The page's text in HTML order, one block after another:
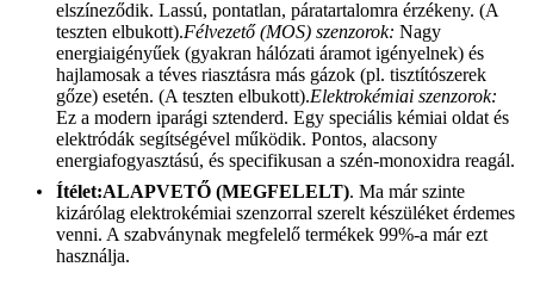
elszíneződik. Lassú, pontatlan, páratartalomra érzékeny. (A
teszten elbukott).Félvezető (MOS) szenzorok: Nagy
energiaigényűek (gyakran hálózati áramot igényelnek) és
hajlamosak a téves riasztásra más gázok (pl. tisztítószerek
gőze) esetén. (A teszten elbukott).Elektrokémiai szenzorok:
Ez a modern iparági sztenderd. Egy speciális kémiai oldat és
elektródák segítségével működik. Pontos, alacsony
energiafogyasztású, és specifikusan a szén-monoxidra reagál.
Ítélet:ALAPVETŐ (MEGFELELT). Ma már szinte
kizárólag elektrokémiai szenzorral szerelt készüléket érdemes
venni. A szabványnak megfelelő termékek 99%-a már ezt
használja.